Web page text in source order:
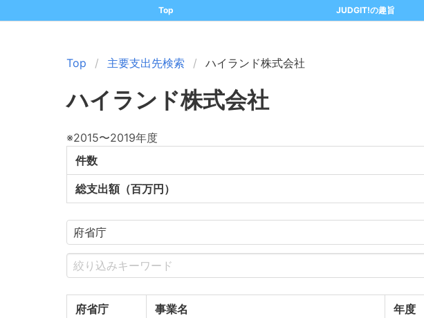
Top JUDGIT!の趣旨
Top 主要支出先検索 ハイランド株式会社
ハイランド株式会社
※2015〜2019年度
件数
総支出額（百万円）
府省庁 事業名 年度